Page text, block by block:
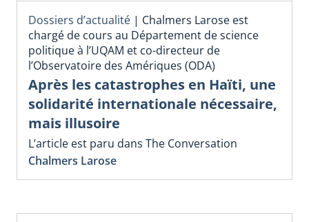
Dossiers d’actualité | Chalmers Larose est
chargé de cours au Département de science
politique à l’UQAM et co-directeur de
l’Observatoire des Amériques (ODA)
Après les catastrophes en Haïti, une
solidarité internationale nécessaire,
mais illusoire
L’article est paru dans The Conversation
Chalmers Larose